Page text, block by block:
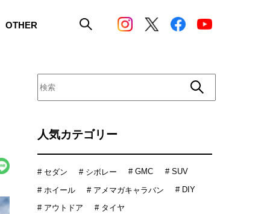
OTHER
人気カテゴリー
# セダン # シボレー # GMC # SUV
# ホイール # アメマガキャラバン # DIY
# アウトドア
# タイヤ